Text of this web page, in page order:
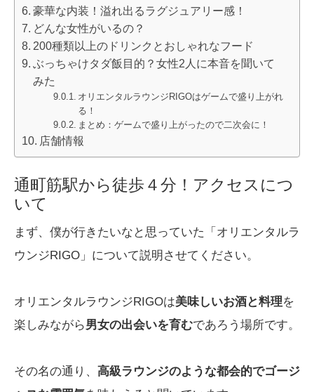
豪華な内装！溢れ出るラグジュアリー感！
どんな女性がいるの？
200種類以上のドリンクとおしゃれなフード
ぶっちゃけタダ飯目的？女性2人に本音を聞いて
みた
オリエンタルラウンジRIGOはゲームで盛り上がれ
る！
まとめ：ゲームで盛り上がったので二次会に！
店舗情報
通町筋駅から徒歩４分！アクセスにつ
いて
まず、僕が行きたいなと思っていた「オリエンタルラ
ウンジRIGO」について説明させてください。
オリエンタルラウンジRIGOは美味しいお酒と料理を
楽しみながら男女の出会いを育むであろう場所です。
その名の通り、 高級ラウンジのような都会的でゴージ